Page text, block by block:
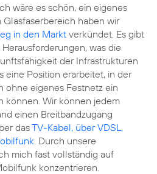
wäre es schön, ein eigenes
Glasfaserbereich haben wir
in den Markt verkündet. Es gibt
was die
der Infrastrukturen
eine Position erarbeitet, in der
ohne eigenes Festnetz ein
können. Wir können jedem
einen Breitbandzugang
dasTV-Kabel, über VDSL,
. Durch unsere
mich fast vollständig auf
konzentrieren.